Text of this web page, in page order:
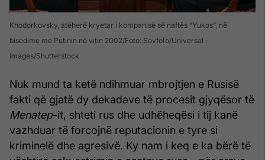
Khodorkovsky, atëherë kryetar i kompanisë së naftës “Yukos”, në
bisedime me Putinin në vitin 2002 Foto: Sovfoto/Universal
Images/Shutterstock
Nuk mund ta ketë ndihmuar mbrojtjen e Rusisë
fakti që gjatë dy dekadave të procesit gjyqësor të
Menatep-it, shteti rus dhe udhëheqësi i tij kanë
vazhduar të forcojnë reputacionin e tyre si
kriminelë dhe agresivë. Ky nam i keq e ka bërë të